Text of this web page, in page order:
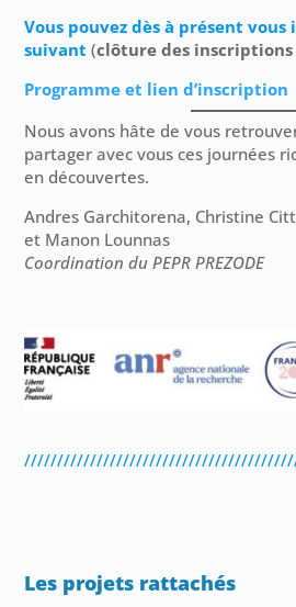
Vous pouvez dès à présent
suivant (clôture des inscriptions
Programme et lien d’inscription
Nous avons hâte de vous
partager avec vous ces journées
en découvertes.
Andres Garchitorena, Christine
et Manon Lounnas
Coordination du PEPR PREZODE
Les projets rattachés